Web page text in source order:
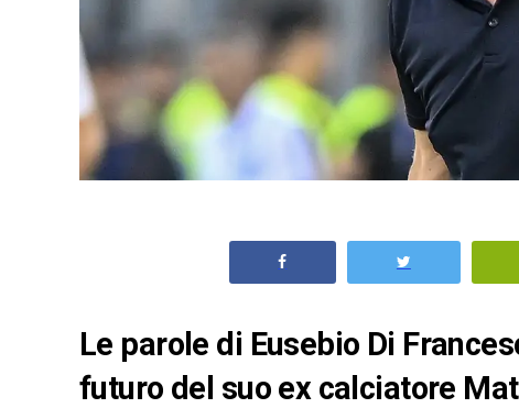
Le parole di Eusebio Di
futuro del suo ex calciatore